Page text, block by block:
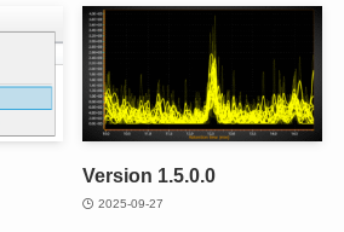
Version 1.5.0.0
2025-09-27